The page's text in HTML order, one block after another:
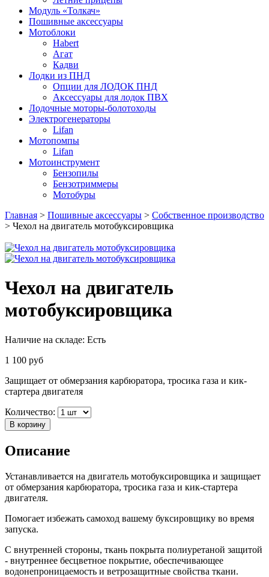
Модуль «Толкач»
Пошивные аксессуары
Мотоблоки
Habert
Агат
Кадви
Лодки из ПНД
Опции для ЛОДОК ПНД
Аксессуары для лодок ПВХ
Лодочные моторы-болотоходы
Электрогенераторы
Lifan
Мотопомпы
Lifan
Мотоинструмент
Бензопилы
Бензотриммеры
Мотобуры
Главная > Пошивные аксессуары > Собственное производство
> Чехол на двигатель мотобуксировщика
Чехол на двигатель
мотобуксировщика
Наличие на складе: Есть
1 100 руб
Защищает от обмерзания карбюратора, тросика газа и кик-
стартера двигателя
Количество:
В корзину
Описание
Устанавливается на двигатель мотобуксировщика и защищает
от обмерзания карбюратора, тросика газа и кик-стартера
двигателя.
Помогает избежать самоход вашему буксировщику во время
запуска.
С внутренней стороны, ткань покрыта полиуретаной защитой
- внутреннее бесцветное покрытие, обеспечивающее
водонепроницаемость и ветрозащитные свойства ткани.